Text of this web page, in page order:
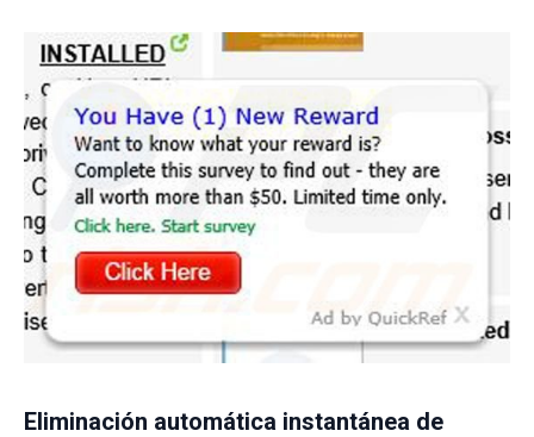
Eliminación automática instantánea de